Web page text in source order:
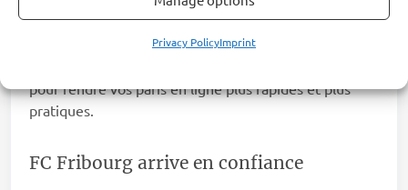
Privacy PolicyImprint
facilement depuis votre smartphone grâce à
1xBet apkpour Android
pour rendre vos paris en ligne plus rapides et plus
pratiques.
FC Fribourg arrive en confiance